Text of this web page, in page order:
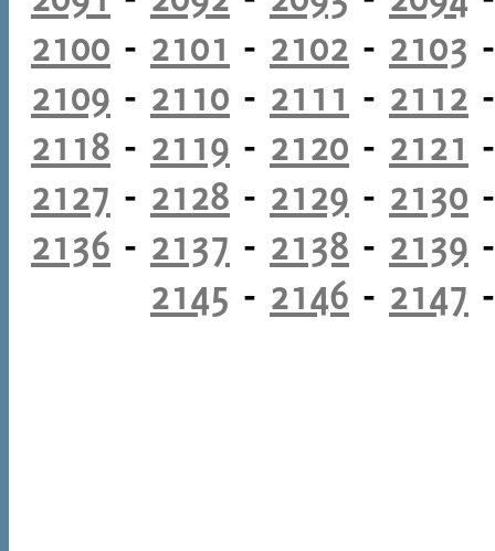
2100 - 2101 - 2102 - 2103
2109 - 2110 - 2111 - 2112
2118 - 2119 - 2120 - 2121
2127 - 2128 - 2129 - 2130
2136 - 2137 - 2138 - 2139
2145 - 2146 - 2147